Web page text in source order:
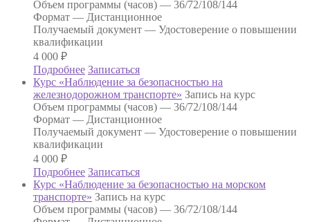
Объем программы (часов) — 36/72/108/144
Формат — Дистанционное
Получаемый документ — Удостоверение о повышении
квалификации
4 000 ₽
Подробнее Записаться
Курс «Наблюдение за безопасностью на
железнодорожном транспорте» Запись на курс
Объем программы (часов) — 36/72/108/144
Формат — Дистанционное
Получаемый документ — Удостоверение о повышении
квалификации
4 000 ₽
Подробнее Записаться
Курс «Наблюдение за безопасностью на морском
транспорте» Запись на курс
Объем программы (часов) — 36/72/108/144